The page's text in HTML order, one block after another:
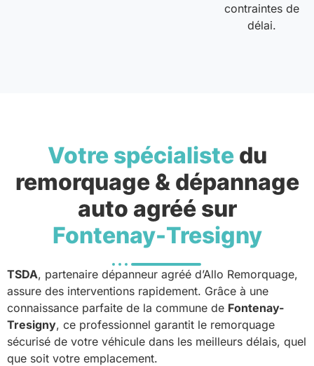
contraintes de
délai.
Votre spécialistedu
remorquage & dépannage
auto agréé sur
Fontenay-Tresigny
TSDA, partenaire dépanneur agréé d’Allo Remorquage,
assure des interventions rapidement. Grâce à une
connaissance parfaite de la commune de Fontenay-
Tresigny, ce professionnel garantit le remorquage
sécurisé de votre véhicule dans les meilleurs délais, quel
que soit votre emplacement.